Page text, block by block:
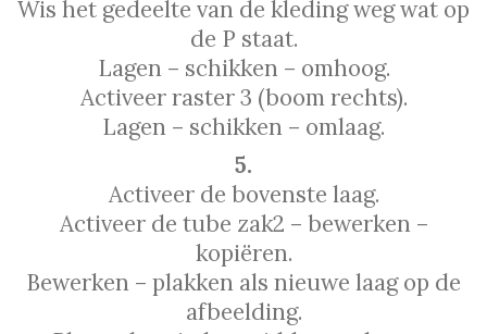
Wis het gedeelte van de kleding weg wat op
de P staat.
Lagen – schikken – omhoog.
Activeer raster 3 (boom rechts).
Lagen – schikken – omlaag.
5.
Activeer de bovenste laag.
Activeer de tube zak2 – bewerken –
kopiёren.
Bewerken – plakken als nieuwe laag op de
afbeelding.